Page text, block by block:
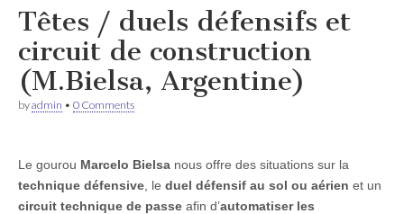
Têtes / duels défensifs et
circuit de construction
(M.Bielsa, Argentine)
byadmin • 0 Comments
Le gourou Marcelo Bielsa nous offre des situations sur la
technique défensive , le duel défensif au sol ou aérien et un
circuit technique de passe afin d’automatiser les